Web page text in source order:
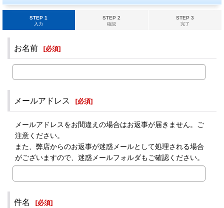
STEP 1
入力
STEP 2
確認
STEP 3
完了
お名前 [必須]
メールアドレス [必須]
メールアドレスをお間違えの場合はお返事が届きません。ご
注意ください。
また、弊店からのお返事が迷惑メールとして処理される場合
がございますので、迷惑メールフォルダもご確認ください。
件名 [必須]